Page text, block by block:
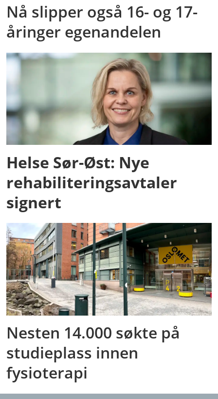
Nå slipper også 16- og 17-
åringer egenandelen
Helse Sør-Øst: Nye
rehabiliteringsavtaler
signert
Nesten 14.000 søkte på
studieplass innen
fysioterapi